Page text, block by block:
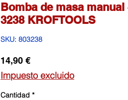
Bomba de masa manual
3238 KROFTOOLS
SKU: 803238
14,90 €Precio
Impuesto excluido
Cantidad *